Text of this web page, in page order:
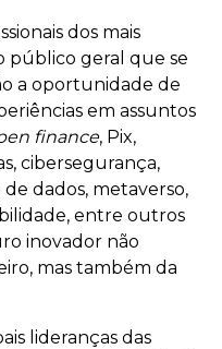
dos mais
público geral que se
a oportunidade de
em assuntos
finance, Pix,
cibersegurança,
dados, metaverso,
entre outros
inovador não
mas também da
lideranças das